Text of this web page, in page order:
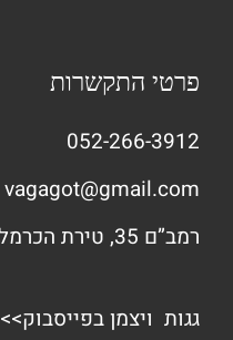
פרטי התקשרות
052-266-3912
vagagot@gmail.com
רמב”ם 35, טירת הכרמל
גגות ויצמן בפייסבוק>>